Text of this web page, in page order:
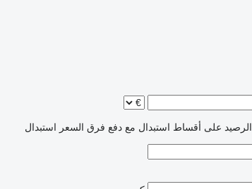
الرصيد على أقساط استبدال مع دفع فرق السعر استبدال